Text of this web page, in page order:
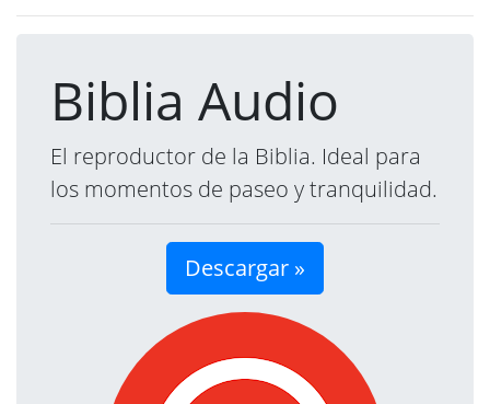
Biblia Audio
El reproductor de la Biblia. Ideal para
los momentos de paseo y tranquilidad.
Descargar »